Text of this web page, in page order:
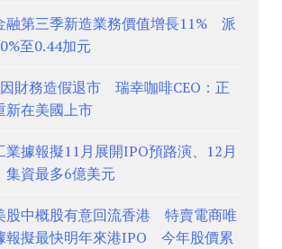
融第三季新造業務價值增長11% 派
至0.44加元
財務造假退市 瑞幸咖啡CEO：正
新在美國上市
業據報擬11月展開IPO預路演、12月
資最多6億美元
股中概股有意回流香港 特賣電商唯
報擬最快明年來港IPO 今年股價累